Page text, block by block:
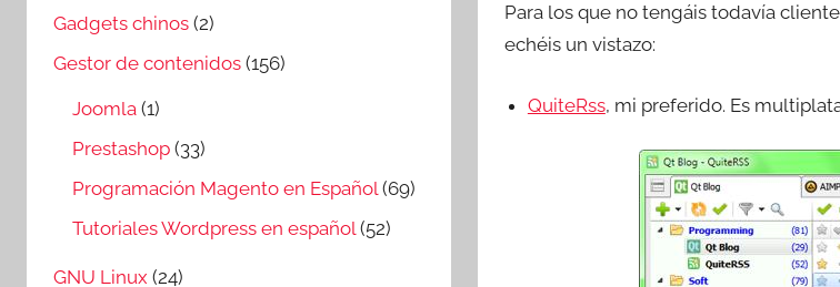
Para los que no tengáis todavía
echéis un vistazo:
QuiteRss, mi preferido. Es
Gadgets chinos (2)
Gestor de contenidos (156)
Joomla (1)
Prestashop (33)
Programación Magento en Español (69)
Tutoriales Wordpress en español (52)
GNU Linux (24)